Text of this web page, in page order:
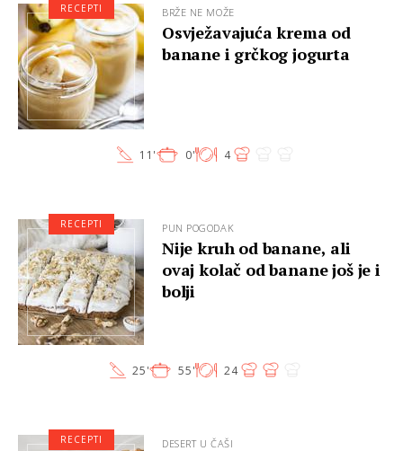
BRŽE NE MOŽE
Osvježavajuća krema od
banane i grčkog jogurta
11' 0' 4
RECEPTI
PUN POGODAK
Nije kruh od banane, ali
ovaj kolač od banane još je i
bolji
25' 55' 24
RECEPTI
DESERT U ČAŠI
RECEPTI